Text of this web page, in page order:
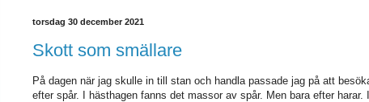
torsdag 30 december 2021
Skott som smällare
På dagen när jag skulle in till stan och handla passade jag på att
efter spår. I hästhagen fanns det massor av spår. Men bara efter harar.